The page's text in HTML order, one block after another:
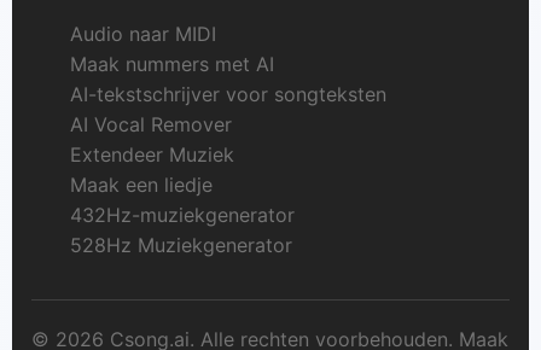
Audio naar MIDI
Maak nummers met AI
AI-tekstschrijver voor songteksten
AI Vocal Remover
Extendeer Muziek
Maak een liedje
432Hz-muziekgenerator
528Hz Muziekgenerator
© 2026 Csong.ai. Alle rechten voorbehouden. Maak